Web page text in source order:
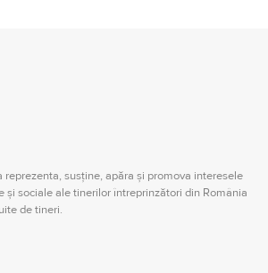
reprezenta, susţine, apăra şi promova interesele
şi sociale ale tinerilor întreprinzători din România
de tineri.